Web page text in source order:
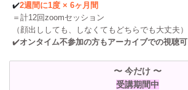
✔️2週間に1度 × 6ヶ月間
＝計12回zoomセッション
（顔出ししても、しなくてもどちらでも大丈夫）
✔️オンタイム不参加の方もアーカイブでの視聴可
〜 今だけ 〜
受講期間中